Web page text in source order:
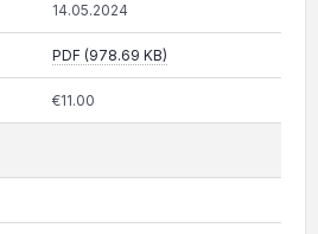
14.05.2024
PDF (978.69 KB)
€11.00